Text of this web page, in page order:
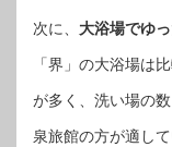
次に、 大浴場でゆ
「界」の大浴場は
が多く、洗い場の
泉旅館の方が適し